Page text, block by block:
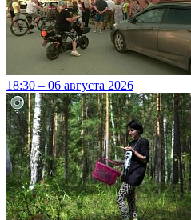
18:30 – 06 августа 2026